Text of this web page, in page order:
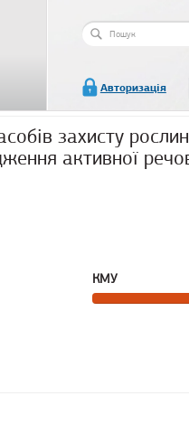
Пошукова
Авторизація
захисту рослин
активної
КМУ